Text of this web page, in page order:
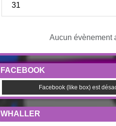
31
Aucun évènement
FACEBOOK
Facebook (like box) est
WHALLER